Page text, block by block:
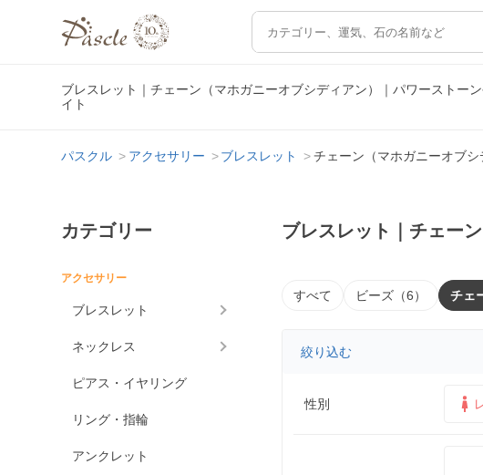
ブレスレット｜チェーン（マホガニーオブシディアン）｜パワーストー
イト
パスクル アクセサリー ブレスレット チェーン（マホガニーオブシ
カテゴリー
アクセサリー
ブレスレット
ネックレス
ピアス・イヤリング
リング・指輪
アンクレット
ブレスレット｜チェー
すべて ビーズ（6） チェ
絞り込む
性別